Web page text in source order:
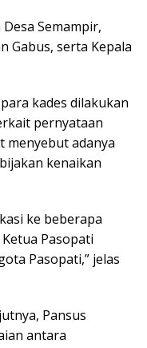
Semampir,
Gabus, serta Kepala
kades dilakukan
pernyataan
menyebut adanya
kenaikan
ke beberapa
Pasopati
Pasopati,” jelas
Pansus
antara